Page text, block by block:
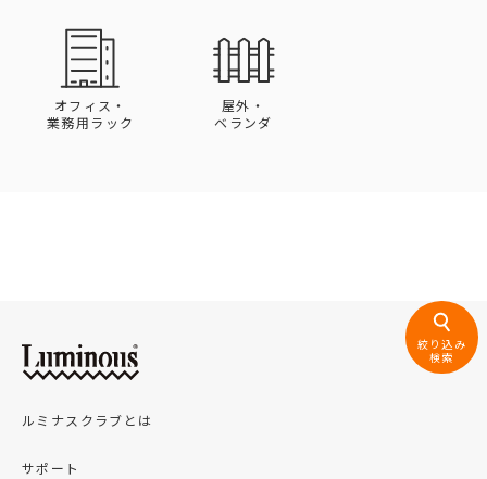
オフィス・
業務用ラック
屋外・
ベランダ
絞り込み
検索
ルミナスクラブとは
サポート